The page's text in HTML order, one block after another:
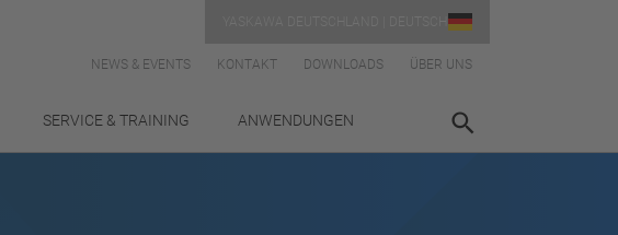
NEWS & EVENTS KONTAKT DOWNLOADS ÜBER UNS
SERVICE & TRAINING ANWENDUNGEN